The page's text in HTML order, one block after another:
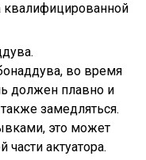
квалифицированной
во время
должен плавно и
замедляться.
это может
части актуатора.